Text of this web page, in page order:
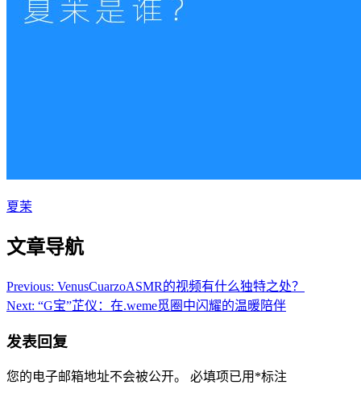
夏茉
文章导航
Previous: VenusCuarzoASMR的视频有什么独特之处？
Next: “G宝”芷仪：在.weme觅圈中闪耀的温暖陪伴
发表回复
您的电子邮箱地址不会被公开。 必填项已用 *标注